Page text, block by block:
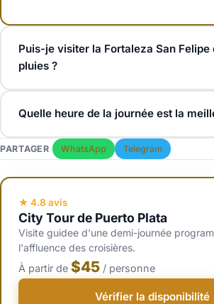
Puis-je visiter la Fortaleza San Felipe
pluies ?
Oui. De mai a novembre, c'est la saison des
tombe en bref averses d'après-midi. La
Emportez une protection solaire toute
pas d'ombre.
Quelle heure de la journée est la
Arrivez a 9h00 (ouverture) pour une lumière
monde, ou après 15h00 pour des photos a
creneau 10h30 a 13h30 les jours de
excursions des navires.
PARTAGER WhatsApp Telegram
★ 4.8 avis
City Tour de Puerto Plata
Visite guidee d'une demi-journée
l'affluence des croisières.
À partir de $45 / personne
Vérifier la